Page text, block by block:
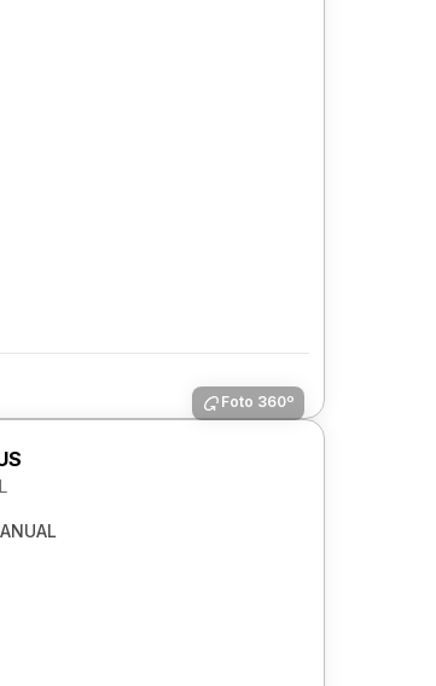
Foto 360º